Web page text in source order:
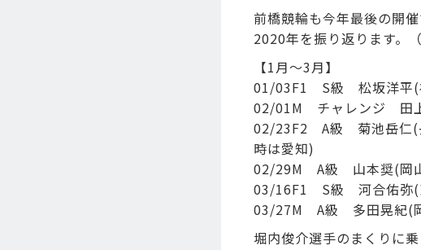
前橋競輪も今年最後の開
2020年を振り返ります。
【1月～3月】
01/03F1 S級 松坂洋
02/01M チャレンジ 田
02/23F2 A級 菊池岳仁
時は愛知)
02/29M A級 山本奨(岡
03/16F1 S級 河合佑弥
03/27M A級 多田晃紀(
堀内俊介選手のまくりに